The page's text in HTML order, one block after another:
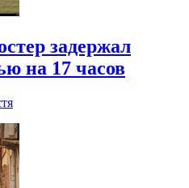
задержал
на 17 часов